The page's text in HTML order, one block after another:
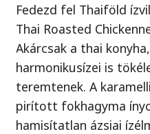
Örök klasszikus, új
Ellenállhatatlan
szósszal, ami egy
Próbáld ki Te is -
járnál, ahol a wok
sarkon.
Fedezd fel Thaiföld
Thai Roasted
Akárcsak a thai
harmonikusízei is
teremtenek. A
pirított fokhagyma
hamisítatlan ázsiai